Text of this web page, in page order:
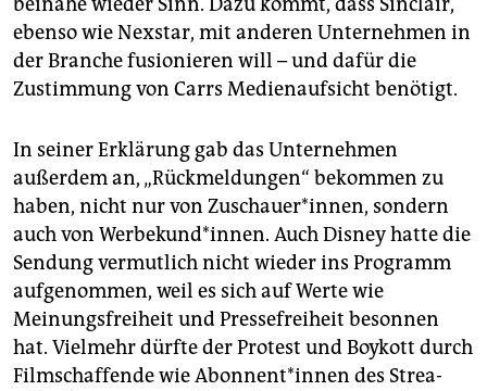
beinahe wieder Sinn. Dazu kommt, dass Sinclair,
ebenso wie Nexstar, mit anderen Unternehmen in
der Branche fusionieren will – und dafür die
Zustimmung von Carrs Medienaufsicht benötigt.
In seiner Erklärung gab das Unternehmen
außerdem an, „Rückmeldungen“ bekommen zu
haben, nicht nur von Zuschauer*innen, sondern
auch von Werbekund*innen. Auch Disney hatte die
Sendung vermutlich nicht wieder ins Programm
aufgenommen, weil es sich auf Werte wie
Meinungsfreiheit und Pressefreiheit besonnen
hat. Vielmehr dürfte der Protest und Boykott durch
Filmschaffende wie Abon­nen­t*in­nen des Strea­